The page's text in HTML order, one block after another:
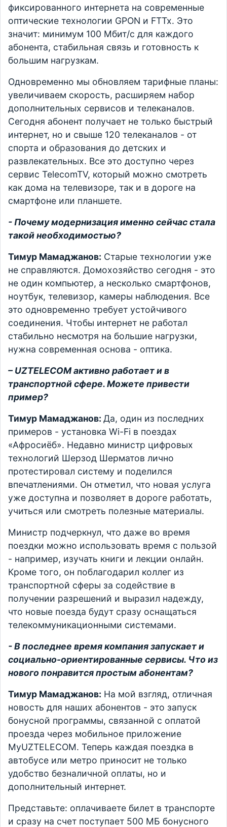
фиксированного интернета на современные
оптические технологии GPON и FTTx. Это
значит: минимум 100 Мбит/с для каждого
абонента, стабильная связь и готовность к
большим нагрузкам.
Одновременно мы обновляем тарифные планы:
увеличиваем скорость, расширяем набор
дополнительных сервисов и телеканалов.
Сегодня абонент получает не только быстрый
интернет, но и свыше 120 телеканалов - от
спорта и образования до детских и
развлекательных. Все это доступно через
сервис TelecomTV, который можно смотреть
как дома на телевизоре, так и в дороге на
смартфоне или планшете.
- Почему модернизация именно сейчас стала
такой необходимостью?
Тимур Мамаджанов: Старые технологии уже
не справляются. Домохозяйство сегодня - это
не один компьютер, а несколько смартфонов,
ноутбук, телевизор, камеры наблюдения. Все
это одновременно требует устойчивого
соединения. Чтобы интернет не работал
стабильно несмотря на большие нагрузки,
нужна современная основа - оптика.
– UZTELECOM активно работает и в
транспортной сфере. Можете привести
пример?
Тимур Мамаджанов: Да, один из последних
примеров - установка Wi-Fi в поездах
«Афросиёб». Недавно министр цифровых
технологий Шерзод Шерматов лично
протестировал систему и поделился
впечатлениями. Он отметил, что новая услуга
уже доступна и позволяет в дороге работать,
учиться или смотреть полезные материалы.
Министр подчеркнул, что даже во время
поездки можно использовать время с пользой
- например, изучать книги и лекции онлайн.
Кроме того, он поблагодарил коллег из
транспортной сферы за содействие в
получении разрешений и выразил надежду,
что новые поезда будут сразу оснащаться
телекоммуникационными системами.
- В последнее время компания запускает и
социально-ориентированные сервисы. Что из
нового понравится простым абонентам?
Тимур Мамаджанов: На мой взгляд, отличная
новость для наших абонентов - это запуск
бонусной программы, связанной с оплатой
проезда через мобильное приложение
MyUZTELECOM. Теперь каждая поездка в
автобусе или метро приносит не только
удобство безналичной оплаты, но и
дополнительный интернет.
Представьте: оплачиваете билет в транспорте
и сразу на счет поступает 500 МБ бонусного